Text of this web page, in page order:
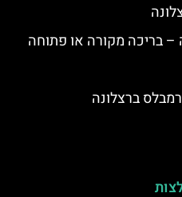
– בריכה מקורה או פתוחה
ברצלונה